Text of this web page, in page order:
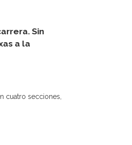
Sin
a la
cuatro secciones,